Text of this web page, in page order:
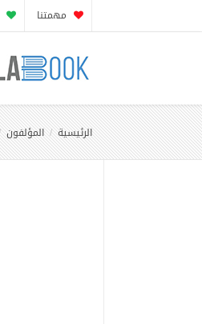
مهمتنا
الرئيسية المؤلفون